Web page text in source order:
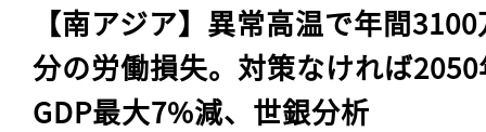
【南アジア】異常高温で年間
分の労働損失。対策なければ
GDP最大7%減、世銀分析